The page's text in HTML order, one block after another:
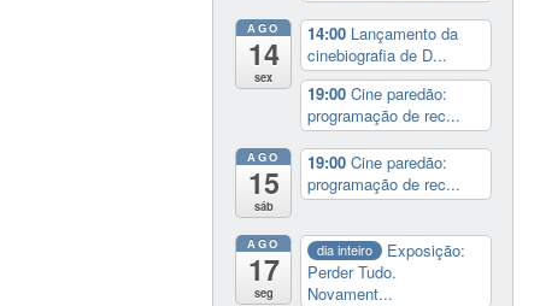
AGO
14
sex
14:00 Lançamento da
cinebiografia de D...
19:00Cine paredão:
programação de rec...
AGO
15
sáb
19:00Cine paredão:
programação de rec...
AGO
17
seg
dia inteiro
Exposição:
Perder Tudo.
Novament...